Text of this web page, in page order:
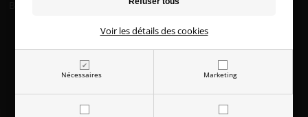
Nécessaires Marketing
Voir les détails des cookies